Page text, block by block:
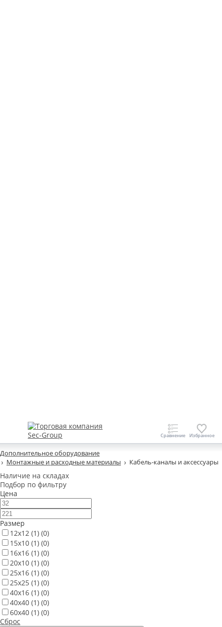
Дополнительное оборудование
Монтажные и расходные материалы
Кабель-каналы и аксессуары
Наличие на складах
Подбор по фильтру
Цена
Размер
12х12 (1) (0)
15х10 (1) (0)
16х16 (1) (0)
20х10 (1) (0)
25х16 (1) (0)
25х25 (1) (0)
40х16 (1) (0)
40х40 (1) (0)
60х40 (1) (0)
Сброс